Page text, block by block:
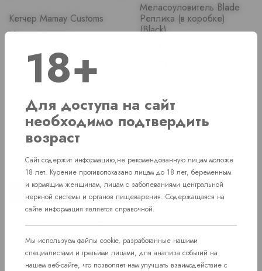
Кетчер Mamay Customs
Нет в наличии
1 700 руб.
Меласоуловитель Blade
Реплика (в коробке)
(Black)
Реплика (в коробке) (Red)
В наличии
Price
680 руб.
18+
Для доступа на сайт
необходимо подтвердить
возраст
Сайт содержит информацию,не рекомендованную лицам моложе
18 лет. Курение противопоказано лицам до 18 лет, беременным
и кормящим женщинам, лицам с заболеваниями центральной
нервной системы и органов пищеварения. Содержащаяся на
сайте информация является справочной.
Мы используем файлы cookie, разработанные нашими
специалистами и третьими лицами, для анализа событий на
нашем веб-сайте, что позволяет нам улучшать взаимодействие с